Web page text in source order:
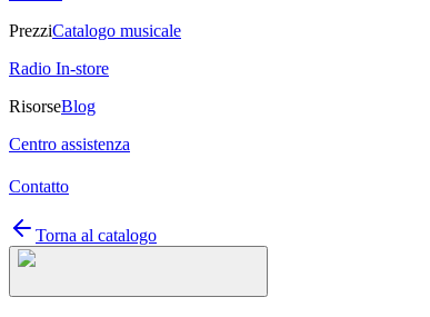
PrezziCatalogo musicale
Radio In-store
RisorseBlog
Centro assistenza
Contatto
Torna al catalogo